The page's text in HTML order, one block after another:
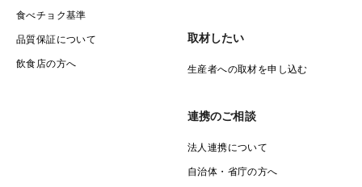
食べチョク基準
品質保証について
飲食店の方へ
取材したい
生産者への取材を申し込む
連携のご相談
法人連携について
自治体・省庁の方へ